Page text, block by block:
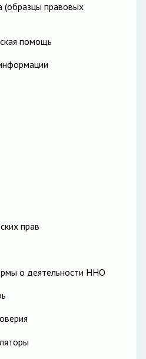
(образцы правовых
помощь
прав
о деятельности ННО